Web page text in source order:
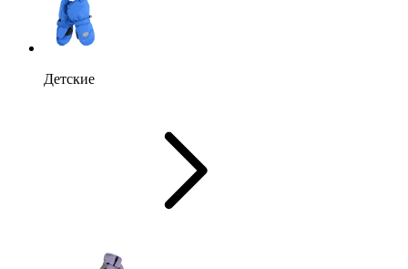
Детские